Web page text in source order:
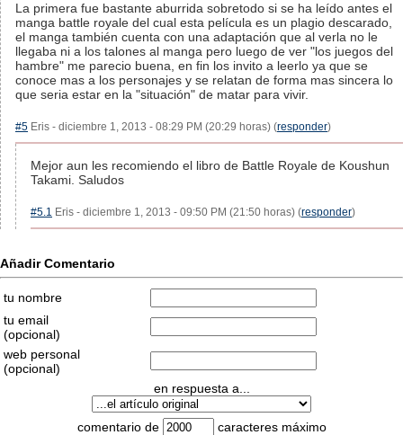
La primera fue bastante aburrida sobretodo si se ha leído antes el
manga battle royale del cual esta película es un plagio descarado,
el manga también cuenta con una adaptación que al verla no le
llegaba ni a los talones al manga pero luego de ver "los juegos del
hambre" me parecio buena, en fin los invito a leerlo ya que se
conoce mas a los personajes y se relatan de forma mas sincera lo
que seria estar en la "situación" de matar para vivir.
#5 Eris - diciembre 1, 2013 - 08:29 PM (20:29 horas) (responder)
Mejor aun les recomiendo el libro de Battle Royale de Koushun
Takami. Saludos
#5.1 Eris - diciembre 1, 2013 - 09:50 PM (21:50 horas) (responder)
Añadir Comentario
tu nombre
tu email
(opcional)
web personal
(opcional)
en respuesta a...
comentario de caracteres máximo